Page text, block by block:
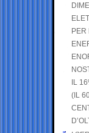
PER
IL
(IL